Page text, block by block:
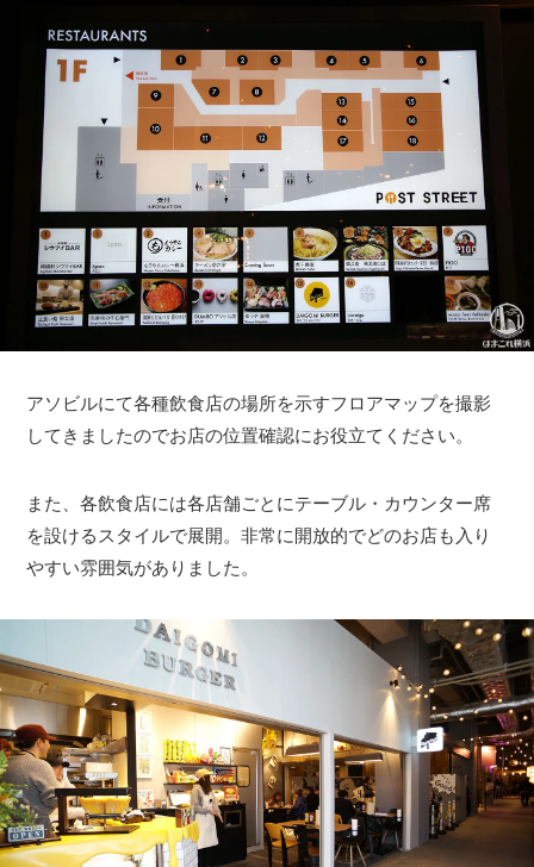
アソビルにて各種飲食店の場所を示すフロアマップを撮影
してきましたのでお店の位置確認にお役立てください。
また、各飲食店には各店舗ごとにテーブル・カウンター席
を設けるスタイルで展開。非常に開放的でどのお店も入り
やすい雰囲気がありました。